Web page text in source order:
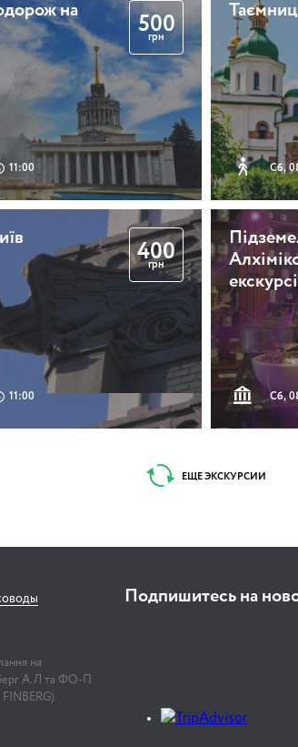
на
11:00
500
грн
Сб,
11:00
400
грн
Сб,
ЕЩЕ ЭКСКУРСИИ
на
А.Л та ФО-П
Подпишитесь на